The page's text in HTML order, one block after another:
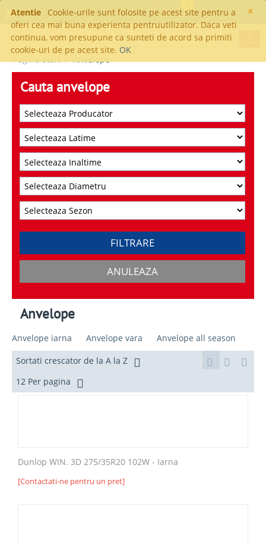
×
Atentie
Cookie-urile sunt folosite pe acest site pentru a
oferi cea mai buna experienta pentruutilizator. Daca veti
continua, vom presupune ca sunteti de acord sa primiti
cookie-uri de pe acest site. OK
Cauta anvelope
FILTRARE
ANULEAZA
Anvelope
Anvelope iarna Anvelope vara
Anvelope all season
Sortati crescator de la A la Z
12 Per pagina
Dunlop WIN. 3D 275/35R20 102W - Iarna
[Contactati-ne pentru un pret]